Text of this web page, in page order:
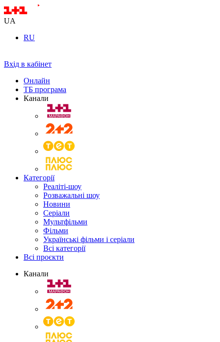
UA
RU
Вхід в кабінет
Онлайн
ТБ програма
Канали
Категорії
Реаліті-шоу
Розважальні шоу
Новини
Серіали
Мультфільми
Фільми
Українські фільми і серіали
Всі категорії
Всі проєкти
Канали